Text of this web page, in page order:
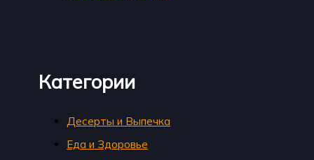
Категории
Десерты и Выпечка
Еда и Здоровье